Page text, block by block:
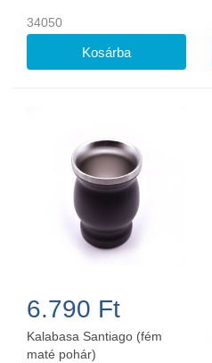
34050
6.790 Ft
Kalabasa Santiago (fém
maté pohár)